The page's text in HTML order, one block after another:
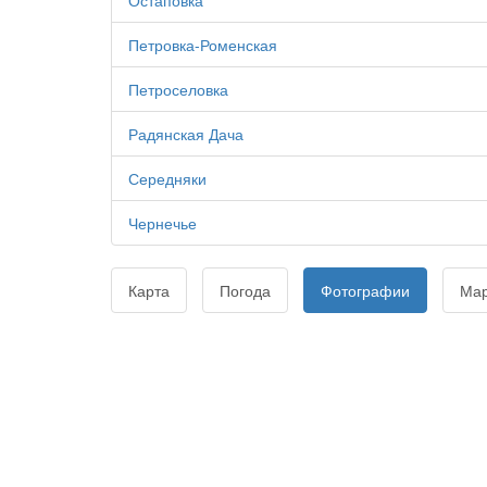
Петровка-Роменская
Петроселовка
Радянская Дача
Середняки
Чернечье
Карта Погода Фотографии